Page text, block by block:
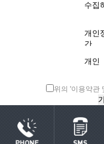
위의 '이용약관